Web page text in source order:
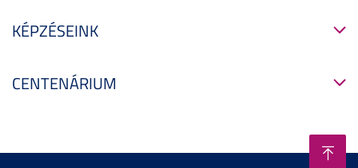
KÉPZÉSEINK
CENTENÁRIUM